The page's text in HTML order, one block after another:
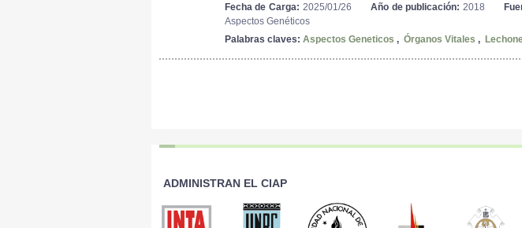
Fecha de Carga: 2025/01/26 Año de publicación: 2018
Aspectos Genéticos
Palabras claves: Aspectos Geneticos , Órganos Vitales ,
ADMINISTRAN EL CIAP